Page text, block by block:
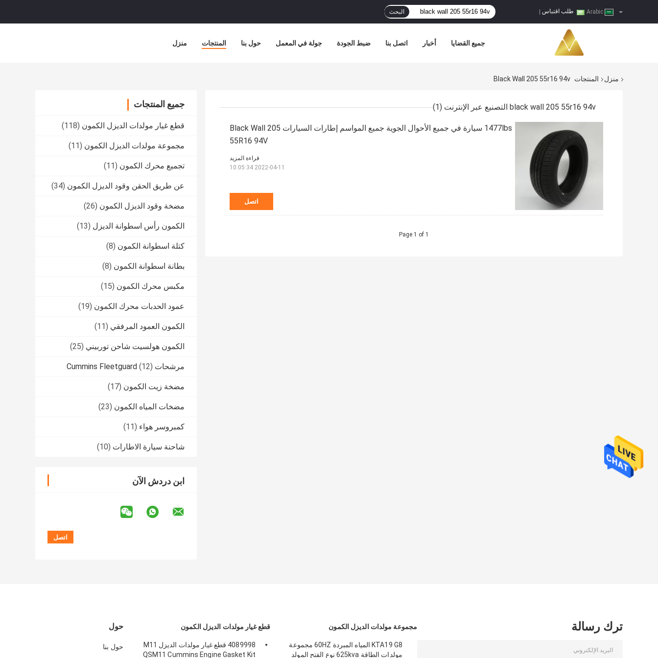
طلب اقتباس البحث
منزل المنتجات حول بنا جولة في المعمل ضبط الجودة اتصل بنا أخبار جميع القضايا
منزل المنتجات Black Wall 205 55r16 94v
جميع المنتجات
قطع غيار مولدات الديزل الكمون (118)
مجموعة مولدات الديزل الكمون (11)
تجميع محرك الكمون (11)
عن طريق الحقن وقود الديزل الكمون (34)
مضخة وقود الديزل الكمون (26)
الكمون رأس اسطوانة الديزل (13)
كتلة اسطوانة الكمون (8)
بطانة اسطوانة الكمون (8)
مكبس محرك الكمون (15)
عمود الحدبات محرك الكمون (19)
الكمون العمود المرفقي (11)
الكمون هولسيت شاحن توربيني (25)
مرشحات Cummins Fleetguard (12)
مضخة زيت الكمون (17)
مضخات المياه الكمون (23)
كمبروسر هواء (11)
شاحنة سيارة الاطارات (10)
ابن دردش الآن
black wall 205 55r16 94v التصنيع عبر الإنترنت (1)
1477lbs سيارة في جميع الأحوال الجوية جميع المواسم إطارات السيارات Black Wall 205
55R16 94V
اتصل
قراءة المزيد
2022-04-11 10:05:34
Page 1 of 1
حول
حول بنا
قطع غيار مولدات الديزل الكمون
4089998 قطع غيار مولدات الديزل M11
QSM11 Cummins Engine Gasket Kit
مجموعة مولدات الديزل الكمون
KTA19 G8 المياه المبردة 60HZ مجموعة
مولدات الطاقة 625kva نوع الفتح المولد
ترك رسالة